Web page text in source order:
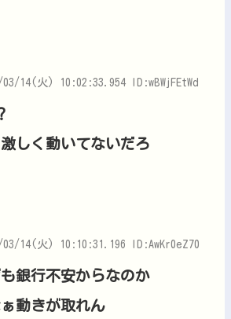
03/14(火) 10:02:33.954 ID:wBWjFEtWd
しく動いてないだろ
03/14(火) 10:10:31.196 ID:AwKr0eZ70
銀行不安からなのか
動きが取れん